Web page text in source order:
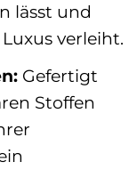
lässt und
verleiht.
Gefertigt
Stoffen